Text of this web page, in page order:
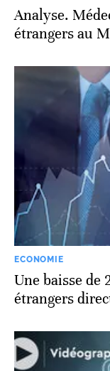
Analyse.
étrangers au
ECONOMIE
Une baisse de
étrangers